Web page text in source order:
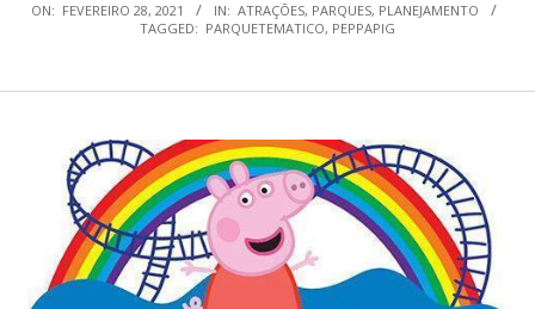
ON: FEVEREIRO 28, 2021 IN: ATRAÇÕES, PARQUES, PLANEJAMENTO
TAGGED: PARQUETEMATICO, PEPPAPIG